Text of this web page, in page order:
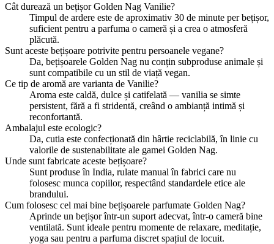
Cât durează un bețișor Golden Nag Vanilie?
Timpul de ardere este de aproximativ 30 de minute per bețișor,
suficient pentru a parfuma o cameră și a crea o atmosferă
plăcută.
Sunt aceste bețișoare potrivite pentru persoanele vegane?
Da, bețișoarele Golden Nag nu conțin subproduse animale și
sunt compatibile cu un stil de viață vegan.
Ce tip de aromă are varianta de Vanilie?
Aroma este caldă, dulce și catifelată — vanilia se simte
persistent, fără a fi stridentă, creând o ambianță intimă și
reconfortantă.
Ambalajul este ecologic?
Da, cutia este confecționată din hârtie reciclabilă, în linie cu
valorile de sustenabilitate ale gamei Golden Nag.
Unde sunt fabricate aceste bețișoare?
Sunt produse în India, rulate manual în fabrici care nu
folosesc munca copiilor, respectând standardele etice ale
brandului.
Cum folosesc cel mai bine bețișoarele parfumate Golden Nag?
Aprinde un bețișor într-un suport adecvat, într-o cameră bine
ventilată. Sunt ideale pentru momente de relaxare, meditație,
yoga sau pentru a parfuma discret spațiul de locuit.